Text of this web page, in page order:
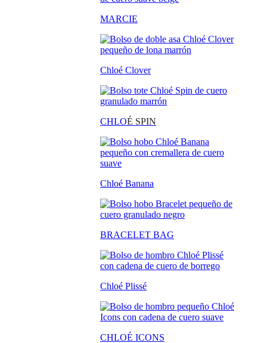
MARCIE
Chloé Clover
CHLOÉ SPIN
Chloé Banana
BRACELET BAG
Chloé Plissé
CHLOÉ ICONS